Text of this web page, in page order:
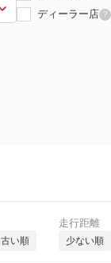
ディーラー店 ?
古い順
走行距離
少ない順